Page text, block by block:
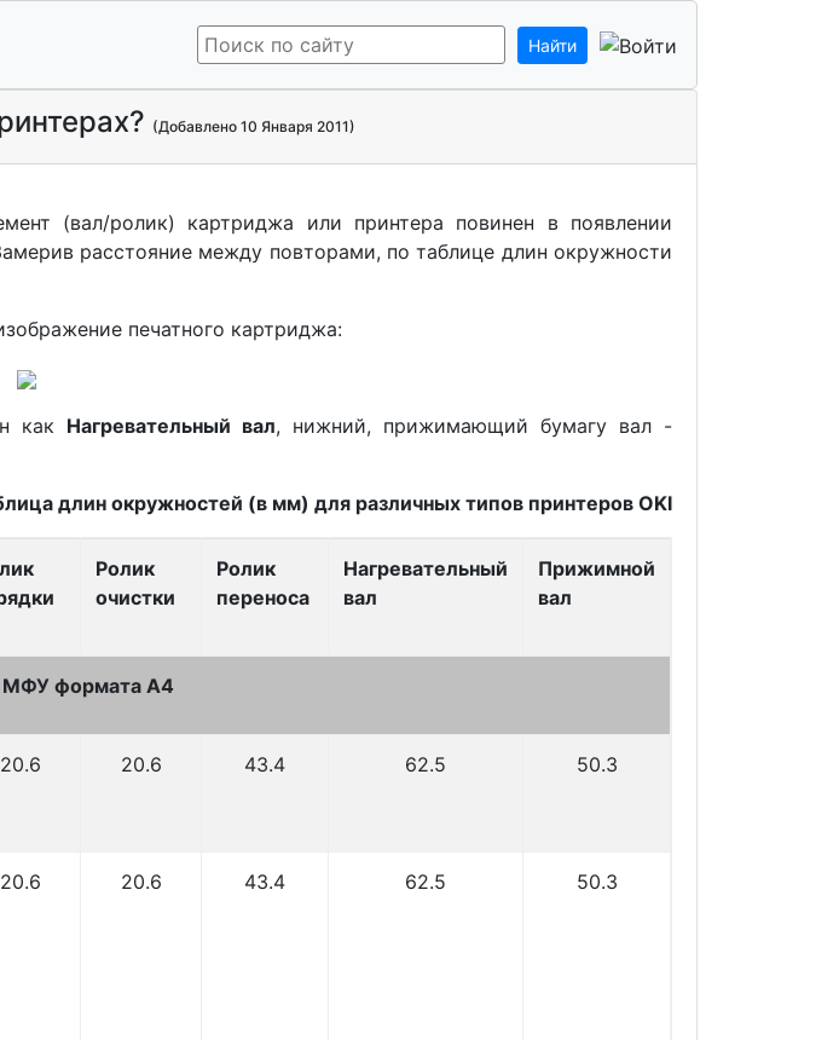
Найти
(Добавлено 10 Января 2011)
(вал/ролик) картриджа или принтера повинен в появлении
расстояние между повторами, по таблице длин окружности
печатного картриджа:
как Нагревательный вал, нижний, прижимающий бумагу вал -
длин окружностей (в мм) для различных типов принтеров OKI
Ролик
очистки
Ролик
переноса
Нагревательный
вал
Прижимной
вал
МФУ формата А4
20.6 20.6 43.4 62.5 50.3
20.6 20.6 43.4 62.5 50.3